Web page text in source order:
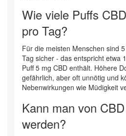
Wie viele Puffs
pro Tag?
Für die meisten Menschen sind
Tag sicher - das entspricht etwa
Puff 5 mg CBD enthält. Höhere
gefährlich, aber oft unnötig und
Nebenwirkungen wie Müdigkeit
Kann man von
werden?